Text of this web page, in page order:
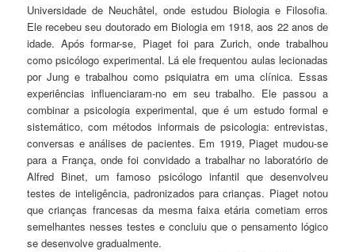
Universidade de Neuchâtel, onde estudou Biologia e Filosofia.
Ele recebeu seu doutorado em Biologia em 1918, aos 22 anos de
idade. Após formar-se, Piaget foi para Zurich, onde trabalhou
como psicólogo experimental. Lá ele frequentou aulas lecionadas
por Jung e trabalhou como psiquiatra em uma clínica. Essas
experiências influenciaram-no em seu trabalho. Ele passou a
combinar a psicologia experimental, que é um estudo formal e
sistemático, com métodos informais de psicologia: entrevistas,
conversas e análises de pacientes. Em 1919, Piaget mudou-se
para a França, onde foi convidado a trabalhar no laboratório de
Alfred Binet, um famoso psicólogo infantil que desenvolveu
testes de inteligência, padronizados para crianças. Piaget notou
que crianças francesas da mesma faixa etária cometiam erros
semelhantes nesses testes e concluiu que o pensamento lógico
se desenvolve gradualmente.